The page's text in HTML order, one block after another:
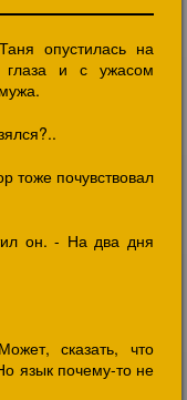
опустилась на
глаза и с ужасом
тоже почувствовал
он. - На два дня
сказать, что
язык почему-то не